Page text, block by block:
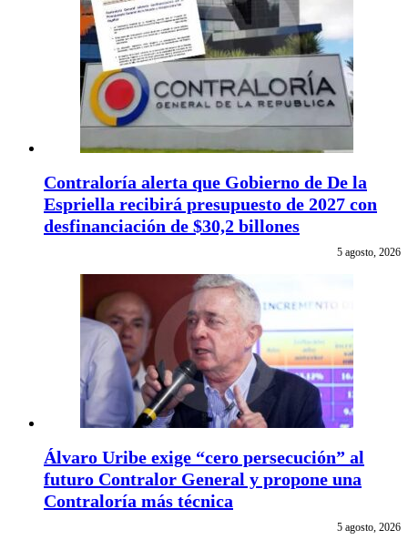
Contraloría alerta que Gobierno de De la
Espriella recibirá presupuesto de 2027 con
desfinanciación de $30,2 billones
5 agosto, 2026
Álvaro Uribe exige “cero persecución” al
futuro Contralor General y propone una
Contraloría más técnica
5 agosto, 2026